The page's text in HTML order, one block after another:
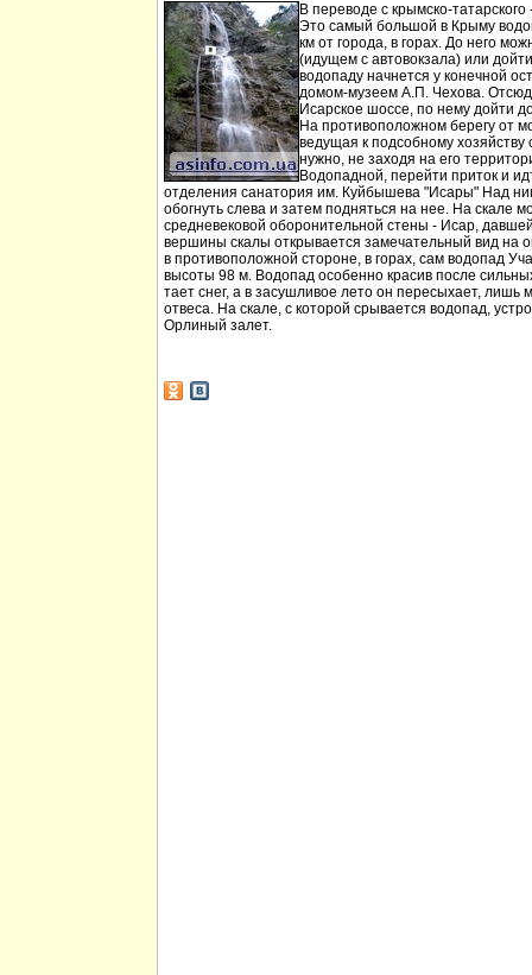
В переводе с крымско-
Это самый большой в Крыму
км от города, в горах. До него
(идущем с автовокзала) или
водопаду начнется у конечной
домом-музеем А.П. Чехова.
Исарское шоссе, по нему дойти
На противоположном берегу от
ведущая к подсобному
нужно, не заходя на его
Водопадной, перейти приток и
отделения санатория им. Куйбышева "Исары" Над
обогнуть слева и затем подняться на нее. На скале
средневековой оборонительной стены - Исар,
вершины скалы открывается замечательный вид на
в противоположной стороне, в горах, сам водопад
высоты 98 м. Водопад особенно красив после
тает снег, а в засушливое лето он пересыхает, лишь
отвеса. На скале, с которой срывается водопад,
Орлиный залет.